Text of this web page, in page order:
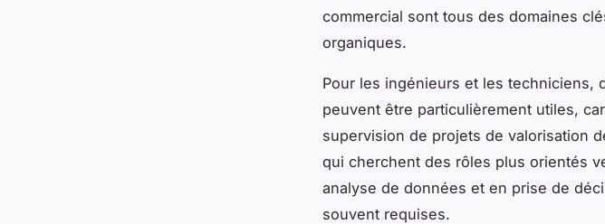
commercial sont tous des domaines
organiques.
Pour les ingénieurs et les techniciens,
peuvent être particulièrement utiles,
supervision de projets de valorisation
qui cherchent des rôles plus orientés
analyse de données et en prise de
souvent requises.